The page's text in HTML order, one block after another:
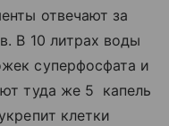
отвечают за
В 10 литрах воды
суперфосфата и
туда же 5 капель
клетки